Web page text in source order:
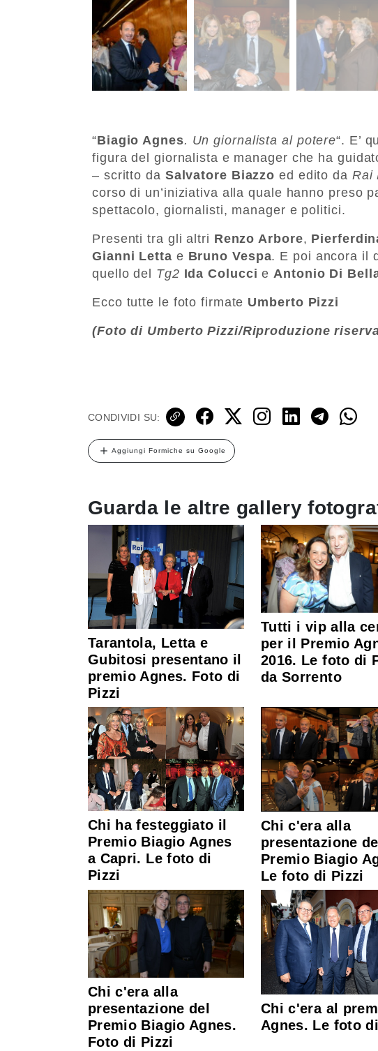
“Biagio Agnes. Un giornalista al potere“. E’
figura del giornalista e manager che ha
– scritto da Salvatore Biazzo ed edito da Rai
corso di un’iniziativa alla quale hanno preso
spettacolo, giornalisti, manager e politici.
Presenti tra gli altri Renzo Arbore,
Gianni Letta e Bruno Vespa. E poi ancora il
quello del Tg2 Ida Colucci e Antonio Di
Ecco tutte le foto firmate Umberto Pizzi
(Foto di Umberto Pizzi/Riproduzione
CONDIVIDI SU:
Aggiungi Formiche su Google
Guarda le altre gallery
Tarantola, Letta e
Gubitosi presentano il
premio Agnes. Foto di
Pizzi
Tutti i vip alla
per il Premio
2016. Le foto di
da Sorrento
Chi ha festeggiato il
Premio Biagio Agnes
a Capri. Le foto di
Pizzi
Chi c'era alla
presentazione del
Premio Biagio
Le foto di Pizzi
Chi c'era alla
presentazione del
Premio Biagio Agnes.
Foto di Pizzi
Chi c'era al
Agnes. Le foto